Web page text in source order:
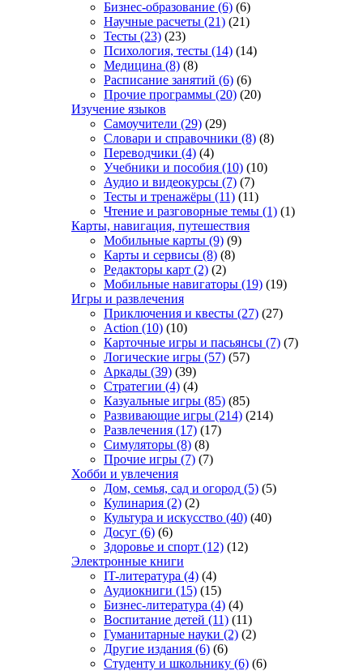
Бизнес-образование (6) (6)
Научные расчеты (21) (21)
Тесты (23) (23)
Психология, тесты (14) (14)
Медицина (8) (8)
Расписание занятий (6) (6)
Прочие программы (20) (20)
Изучение языков
Самоучители (29) (29)
Словари и справочники (8) (8)
Переводчики (4) (4)
Учебники и пособия (10) (10)
Аудио и видеокурсы (7) (7)
Тесты и тренажёры (11) (11)
Чтение и разговорные темы (1) (1)
Карты, навигация, путешествия
Мобильные карты (9) (9)
Карты и сервисы (8) (8)
Редакторы карт (2) (2)
Мобильные навигаторы (19) (19)
Игры и развлечения
Приключения и квесты (27) (27)
Action (10) (10)
Карточные игры и пасьянсы (7) (7)
Логические игры (57) (57)
Аркады (39) (39)
Стратегии (4) (4)
Казуальные игры (85) (85)
Развивающие игры (214) (214)
Развлечения (17) (17)
Симуляторы (8) (8)
Прочие игры (7) (7)
Хобби и увлечения
Дом, семья, сад и огород (5) (5)
Кулинария (2) (2)
Культура и искусство (40) (40)
Досуг (6) (6)
Здоровье и спорт (12) (12)
Электронные книги
IT-литература (4) (4)
Аудиокниги (15) (15)
Бизнес-литература (4) (4)
Воспитание детей (11) (11)
Гуманитарные науки (2) (2)
Другие издания (6) (6)
Студенту и школьнику (6) (6)